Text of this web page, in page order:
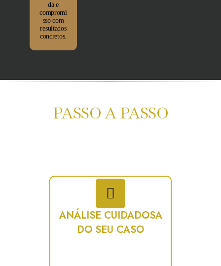
da e
compromi
sso com
resultados
concretos.
PASSO A PASSO
ANÁLISE CUIDADOSA
DO SEU CASO